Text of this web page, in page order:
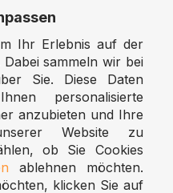
/ Reseller
Ihr Erlebnis auf der
sammeln wir bei
Sie. Diese Daten
personalisierte
anzubieten und Ihre
Website zu
ob Sie Cookies
ablehnen möchten.
klicken Sie auf